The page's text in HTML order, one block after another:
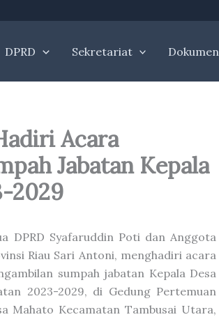
DPRD Sekretariat Dokumen
Acara
Jabatan Kepala
2029
DPRD Syafaruddin Poti dan Anggota
Riau Sari Antoni, menghadiri acara
sumpah jabatan Kepala Desa
2023-2029, di Gedung Pertemuan
Mahato Kecamatan Tambusai Utara,